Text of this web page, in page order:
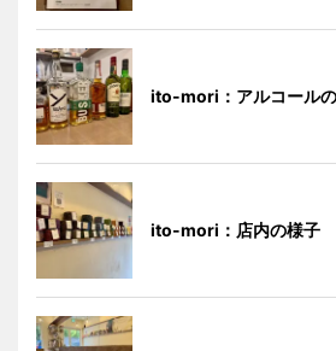
ito-mori：アルコール
ito-mori：店内の様子